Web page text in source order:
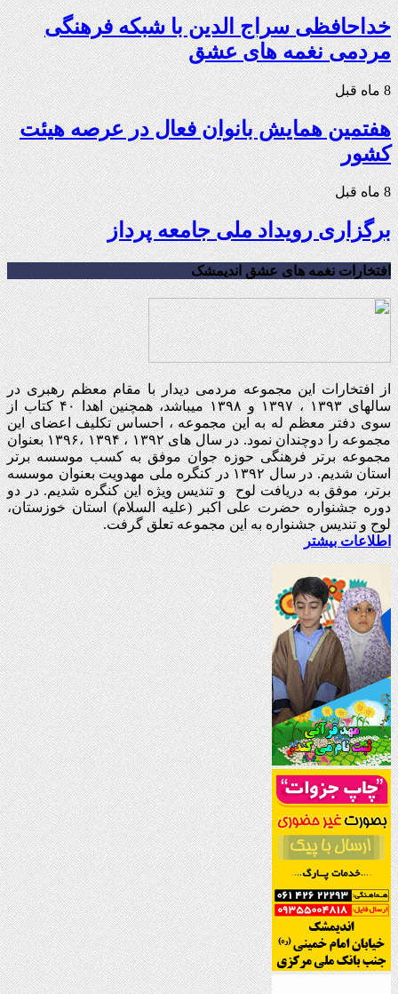
خداحافظی سراج الدین با شبکه فرهنگی
مردمی نغمه های عشق
8 ماه قبل
هفتمین همایش بانوان فعال در عرصه‌ هیئت
کشور
8 ماه قبل
برگزاری رویداد ملی جامعه پرداز
افتخارات نغمه های عشق اندیمشک
از افتخارات این مجموعه مردمی دیدار با مقام معظم رهبری در
سالهای ۱۳۹۳ ، ۱۳۹۷ و ۱۳۹۸ میباشد، همچنین اهدا ۴۰ کتاب از
سوی دفتر معظم له به این مجموعه ، احساس تکلیف اعضای این
مجموعه را دوچندان نمود. در سال های ۱۳۹۲ ، ۱۳۹۴ ،۱۳۹۶ بعنوان
مجموعه برتر فرهنگی حوزه جوان موفق به کسب موسسه برتر
استان شدیم. در سال ۱۳۹۲ در کنگره ملی مهدویت بعنوان موسسه
برتر، موفق به دریافت لوح و تندیس ویژه این کنگره شدیم. در دو
دوره جشنواره حضرت علی اکبر (علیه السلام) استان خوزستان،
لوح و تندیس جشنواره به این مجموعه تعلق گرفت.
اطلاعات بیشتر